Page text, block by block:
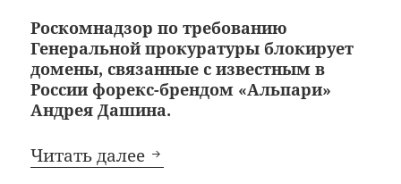
Роскомнадзор по требованию
Генеральной прокуратуры блокирует
домены, связанные с известным в
России форекс-брендом «Альпари»
Андрея Дашина.
Читать далее «Альпари» вне закона